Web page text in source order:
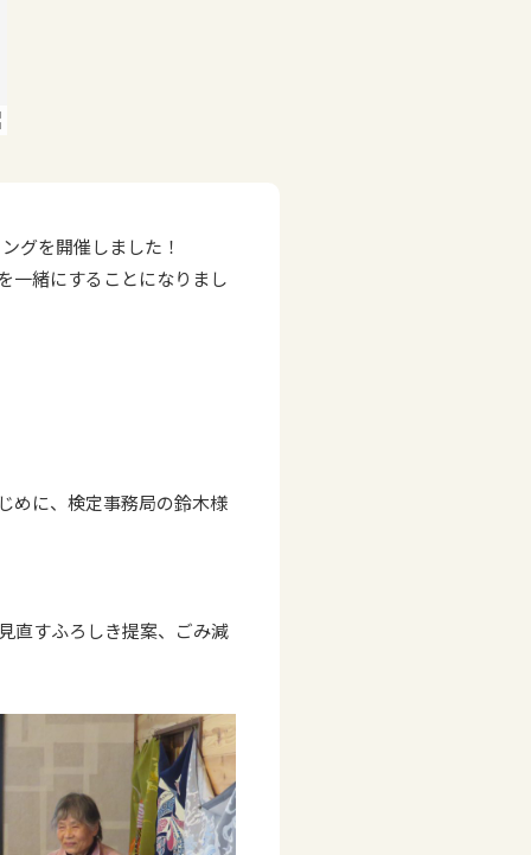
グを開催しました！
一緒にすることになりまし
めに、検定事務局の鈴木様
直すふろしき提案、ごみ減